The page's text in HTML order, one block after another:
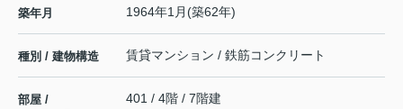
築年月 1964年1月(築62年)
種別 / 建物構造 賃貸マンション / 鉄筋コンクリート
部屋 /
401 / 4階 / 7階建